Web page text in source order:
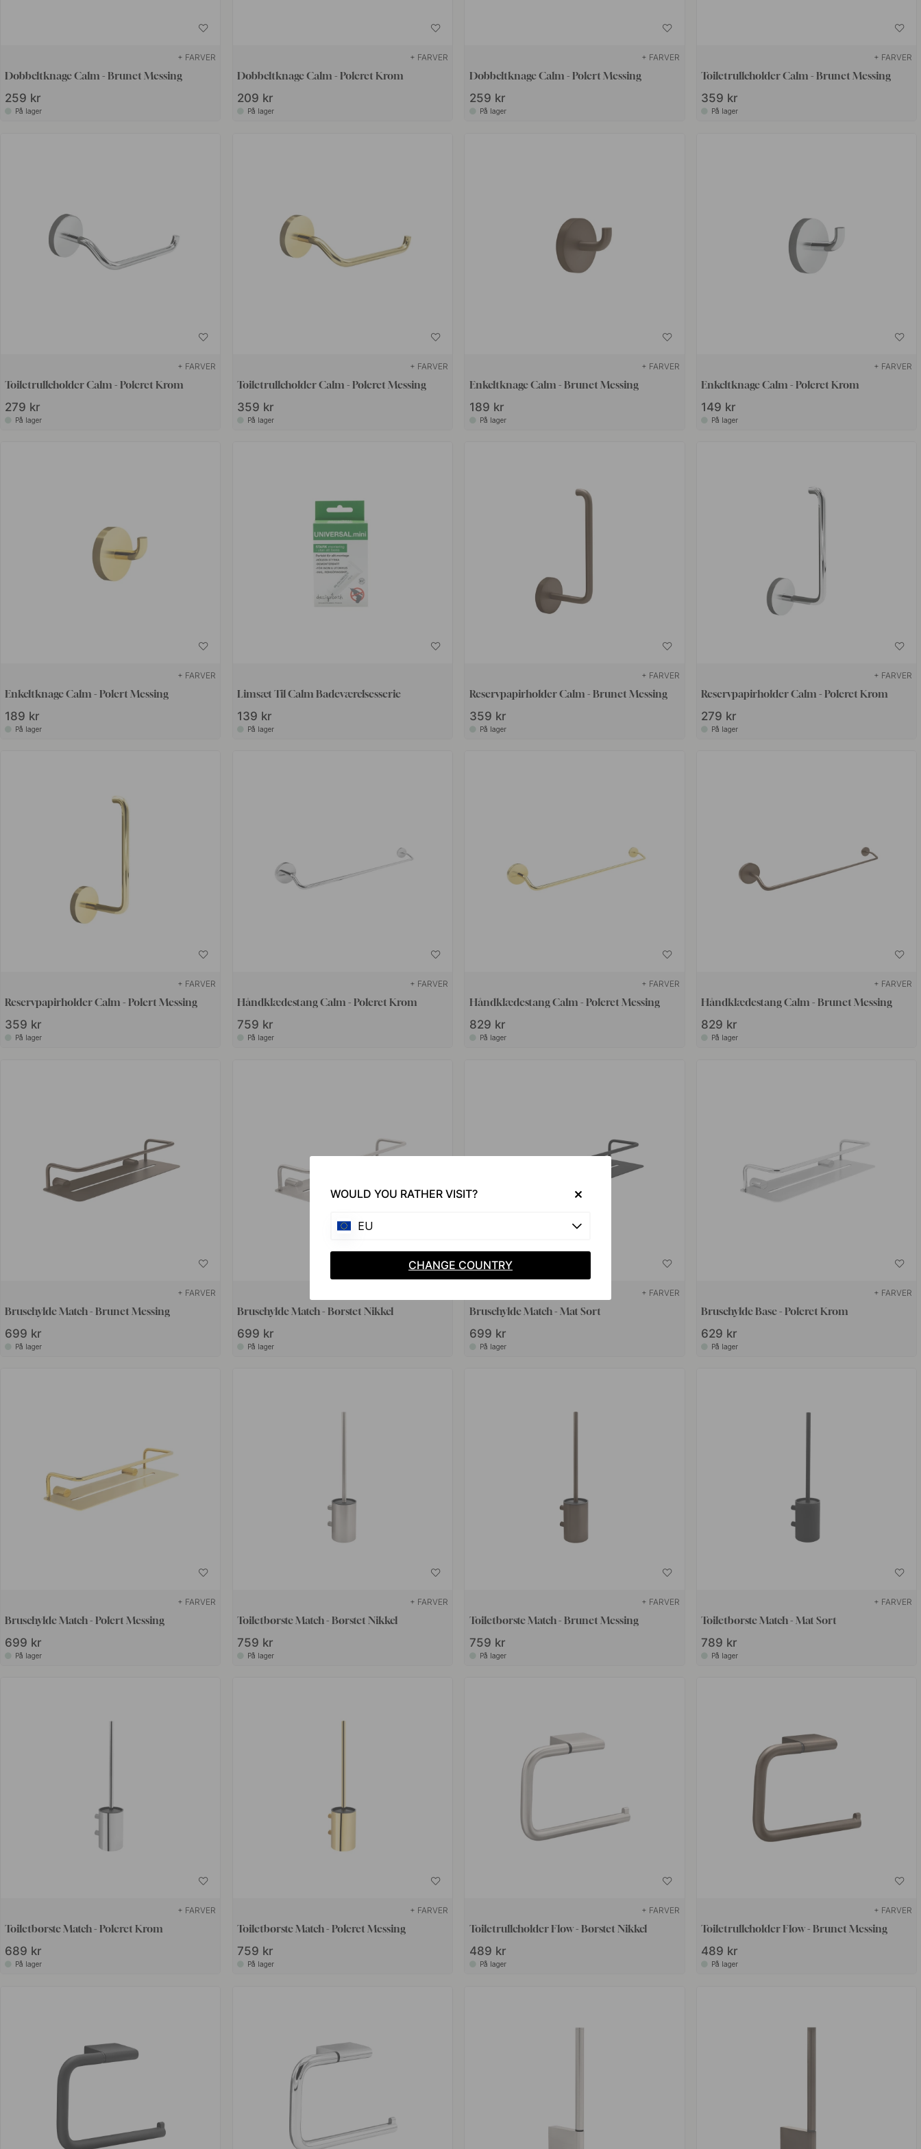
+ FARVER
Dobbeltknage Calm - Brunet Messing
259 kr
På lager
+ FARVER
Dobbeltknage Calm - Poleret Krom
209 kr
På lager
+ FARVER
Dobbeltknage Calm - Polert Messing
259 kr
På lager
+ FARVER
Toiletrulleholder Calm - Brunet Messing
359 kr
På lager
+ FARVER
Toiletrulleholder Calm - Poleret Krom
279 kr
På lager
+ FARVER
Toiletrulleholder Calm - Poleret Messing
359 kr
På lager
+ FARVER
Enkeltknage Calm - Brunet Messing
189 kr
På lager
+ FARVER
Enkeltknage Calm - Poleret Krom
149 kr
På lager
+ FARVER
Enkeltknage Calm - Polert Messing
189 kr
På lager
Limsæt Til Calm Badeværelsesserie
139 kr
På lager
+ FARVER
Reservpapirholder Calm - Brunet Messing
359 kr
På lager
+ FARVER
Reservpapirholder Calm - Poleret Krom
279 kr
På lager
+ FARVER
Reservpapirholder Calm - Polert Messing
359 kr
På lager
+ FARVER
Håndklædestang Calm - Poleret Krom
759 kr
På lager
+ FARVER
Håndklædestang Calm - Poleret Messing
829 kr
På lager
+ FARVER
Håndklædestang Calm - Brunet Messing
829 kr
På lager
+ FARVER
Brusehylde Match - Brunet Messing
699 kr
På lager
Brusehylde Match - Børstet Nikkel
699 kr
På lager
+ FARVER
Brusehylde Match - Mat Sort
699 kr
På lager
+ FARVER
Brusehylde Base - Poleret Krom
629 kr
På lager
+ FARVER
Brusehylde Match - Polert Messing
699 kr
På lager
+ FARVER
Toiletbørste Match - Børstet Nikkel
759 kr
På lager
+ FARVER
Toiletbørste Match - Brunet Messing
759 kr
På lager
+ FARVER
Toiletbørste Match - Mat Sort
789 kr
På lager
+ FARVER
Toiletbørste Match - Poleret Krom
689 kr
På lager
+ FARVER
Toiletbørste Match - Poleret Messing
759 kr
På lager
+ FARVER
Toiletrulleholder Flow - Børstet Nikkel
489 kr
På lager
+ FARVER
Toiletrulleholder Flow - Brunet Messing
489 kr
På lager
WOULD YOU RATHER VISIT?
EU
CHANGE COUNTRY